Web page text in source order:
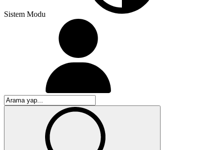
Sistem Modu